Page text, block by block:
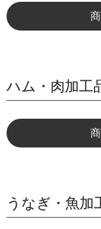
ハム・肉加工
うなぎ・魚加